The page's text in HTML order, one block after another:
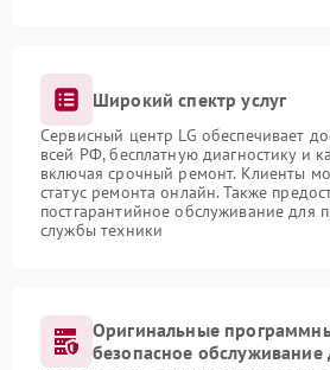
Широкий спектр услуг
Сервисный центр LG обеспечивает
всей РФ, бесплатную диагностику и
включая срочный ремонт. Клиенты
статус ремонта онлайн. Также
постгарантийное обслуживание для
службы техники
Оригинальные
безопасное